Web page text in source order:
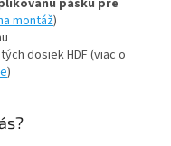
pásku pre
montáž)
dosiek HDF (viac o
)